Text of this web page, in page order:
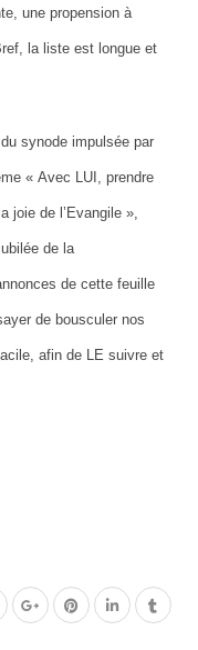
une propension à
la liste est longue et
synode impulsée par
« Avec LUI, prendre
joie de l’Evangile »,
de la
de cette feuille
de bousculer nos
afin de LE suivre et